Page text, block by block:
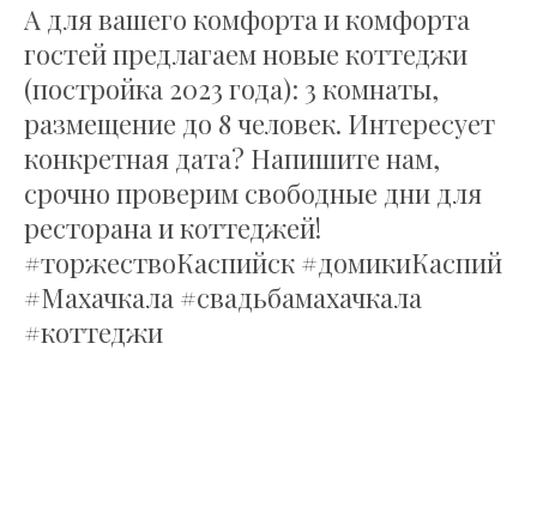
А для вашего комфорта и комфорта
гостей предлагаем новые коттеджи
(постройка 2023 года): 3 комнаты,
размещение до 8 человек. Интересует
конкретная дата? Напишите нам,
срочно проверим свободные дни для
ресторана и коттеджей!
#торжествоКаспийск #домикиКаспий
#Махачкала #свадьбамахачкала
#коттеджи